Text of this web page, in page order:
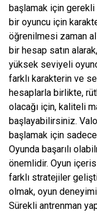
başlamak için gerekli
bir oyuncu için
öğrenilmesi zaman
bir hesap satın
yüksek seviyeli
farklı karakterin ve
hesaplarla birlikte,
olacağı için, kaliteli
başlayabilirsiniz.
başlamak için
Oyunda başarılı
önemlidir. Oyun
farklı stratejiler
olmak, oyun
Sürekli antrenman